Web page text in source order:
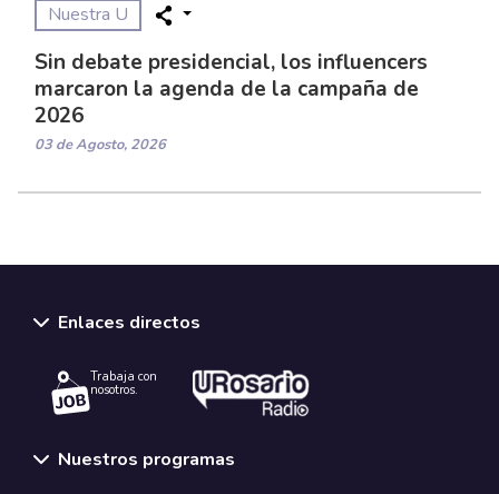
Nuestra U
Sin debate presidencial, los influencers
marcaron la agenda de la campaña de
2026
03 de Agosto, 2026
Enlaces directos
Trabaja con
nosotros.
Nuestros programas